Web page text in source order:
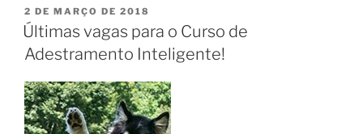
2 DE MARÇO DE 2018
Últimas vagas para o Curso de
Adestramento Inteligente!